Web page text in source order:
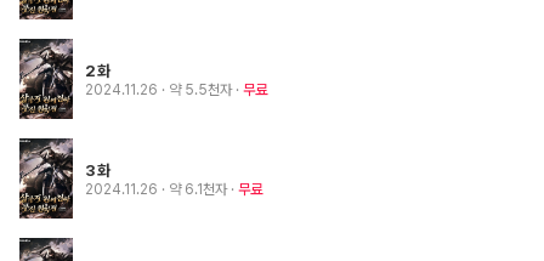
2화
2024.11.26 · 약 5.5천자 무료
3화
2024.11.26 · 약 6.1천자 무료